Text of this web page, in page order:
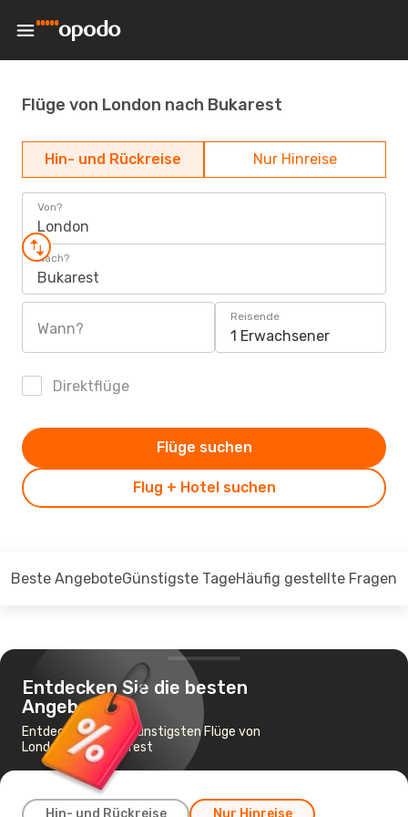
Flüge von London nach Bukarest
Hin- und Rückreise Nur Hinreise
Von?
London
Nach?
Bukarest
Wann?
Reisende
1 Erwachsener
Direktflüge
Flug + Hotel suchen
Flüge suchen
Beste AngeboteGünstigste TageHäufig gestellte Fragen
Entdecken Sie die besten
Angebote
Entdecken Sie die günstigsten Flüge von
London nach Bukarest
Hin- und Rückreise Nur Hinreise